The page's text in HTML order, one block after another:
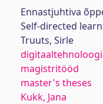
Ennastjuhtiva
Self-directed
Truuts, Sirle
magistritööd
master's theses
Kukk, Jana